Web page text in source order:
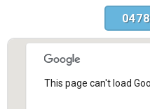
This page can't load